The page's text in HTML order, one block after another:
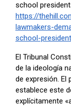
school
https://
lawmakers-
school-
El Tribunal
de la ideología
de expresión. El
establece este
explícitamente